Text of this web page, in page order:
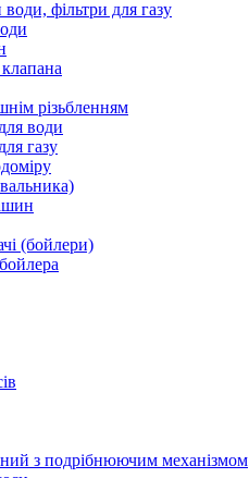
фільтри для газу
різьбленням
води
газу
(бойлери)
з подрібнюючим механізмом